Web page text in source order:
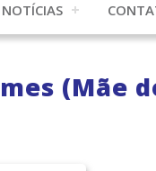
NOTÍCIAS
(Mãe